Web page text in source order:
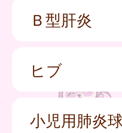
Ｂ型肝炎
ヒブ
小児用肺炎